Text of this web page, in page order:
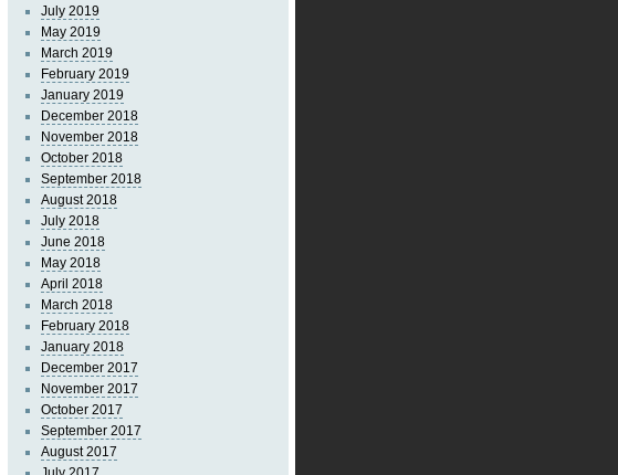
July 2019
May 2019
March 2019
February 2019
January 2019
December 2018
November 2018
October 2018
September 2018
August 2018
July 2018
June 2018
May 2018
April 2018
March 2018
February 2018
January 2018
December 2017
November 2017
October 2017
September 2017
August 2017